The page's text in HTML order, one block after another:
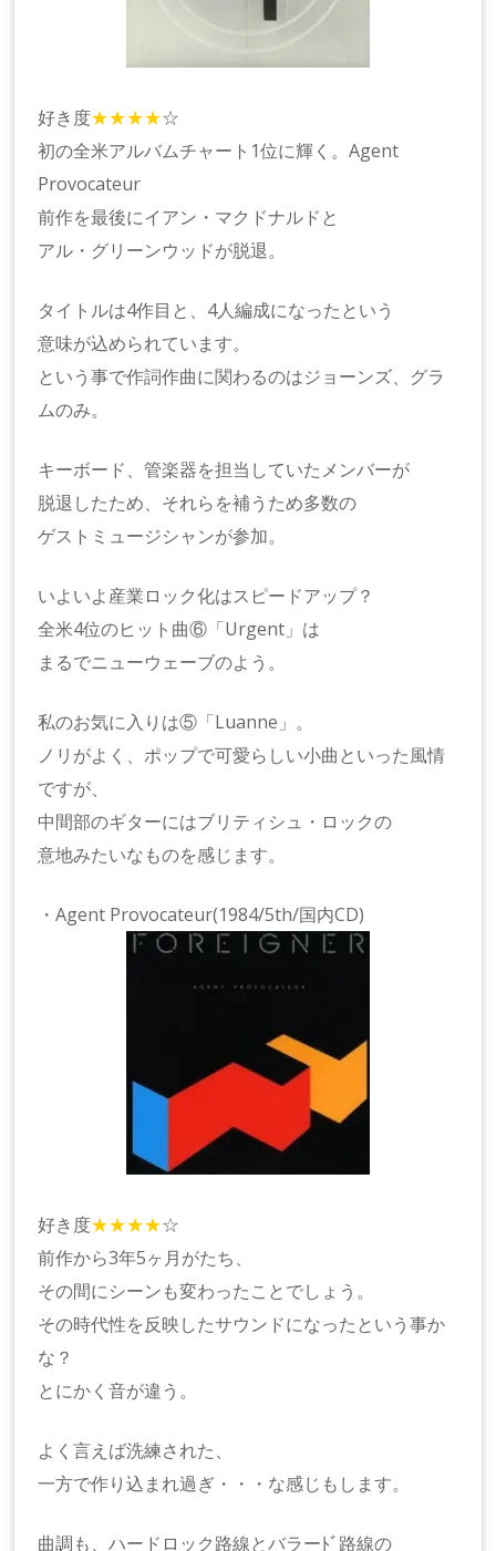
好き度★★★★☆
初の全米アルバムチャート1位に輝く。Agent
Provocateur
前作を最後にイアン・マクドナルドと
アル・グリーンウッドが脱退。
タイトルは4作目と、4人編成になったという
意味が込められています。
という事で作詞作曲に関わるのはジョーンズ、グラ
ムのみ。
キーボード、管楽器を担当していたメンバーが
脱退したため、それらを補うため多数の
ゲストミュージシャンが参加。
いよいよ産業ロック化はスピードアップ？
全米4位のヒット曲⑥「Urgent」は
まるでニューウェーブのよう。
私のお気に入りは⑤「Luanne」。
ノリがよく、ポップで可愛らしい小曲といった風情
ですが、
中間部のギターにはブリティシュ・ロックの
意地みたいなものを感じます。
・Agent Provocateur(1984/5th/国内CD)
好き度★★★★☆
前作から3年5ヶ月がたち、
その間にシーンも変わったことでしょう。
その時代性を反映したサウンドになったという事か
な？
とにかく音が違う。
よく言えば洗練された、
一方で作り込まれ過ぎ・・・な感じもします。
曲調も、ハードロック路線とバラーﾄﾞ路線の